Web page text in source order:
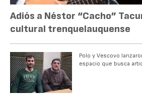
Adiós a Néstor “Cacho”
cultural trenquelauquense
Polo y Vescovo
espacio que busca